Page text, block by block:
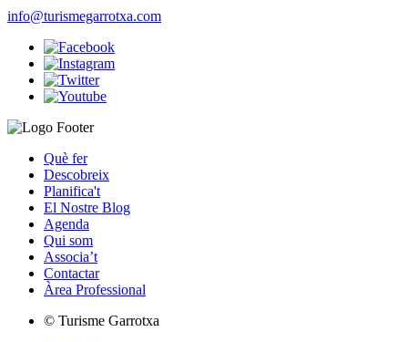
info@turismegarrotxa.com
Què fer
Descobreix
Planifica't
El Nostre Blog
Agenda
Qui som
Associa’t
Contactar
Àrea Professional
© Turisme Garrotxa